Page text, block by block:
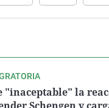
"inaceptable" la